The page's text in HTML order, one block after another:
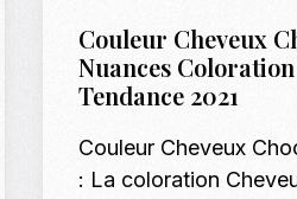
Couleur Cheveux
Nuances
Tendance 2021
Couleur Cheveux
: La coloration